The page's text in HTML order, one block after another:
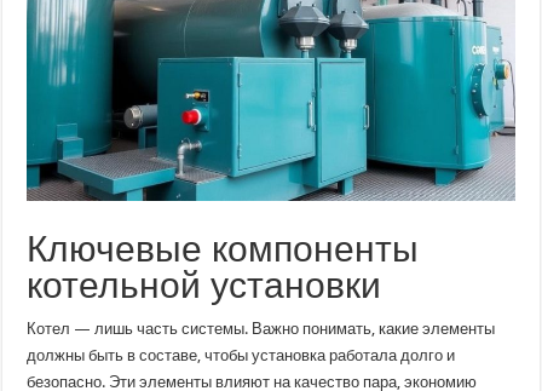
Ключевые компоненты
котельной установки
Котел — лишь часть системы. Важно понимать, какие элементы
должны быть в составе, чтобы установка работала долго и
безопасно. Эти элементы влияют на качество пара, экономию